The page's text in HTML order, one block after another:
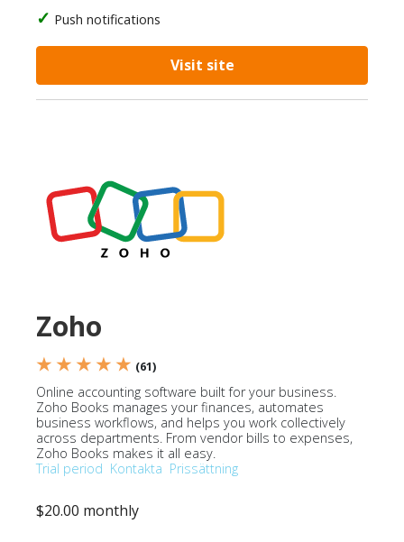
Push notifications
Visit site
Zoho
★ ★ ★ ★ ★ (61)
Online accounting software built for your business.
Zoho Books manages your finances, automates
business workflows, and helps you work collectively
across departments. From vendor bills to expenses,
Zoho Books makes it all easy.
Trial period Kontakta Prissättning
$20.00 monthly